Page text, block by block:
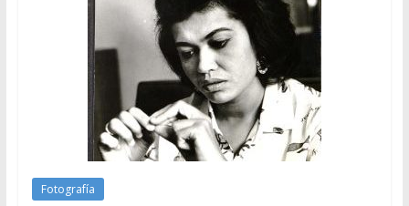
Fotografía